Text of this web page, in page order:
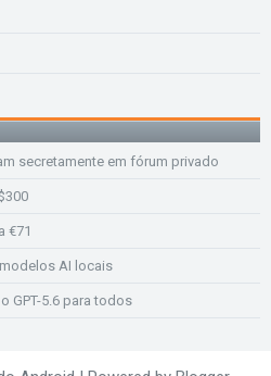
secretamente em fórum privado
€71
AI locais
GPT-5.6 para todos